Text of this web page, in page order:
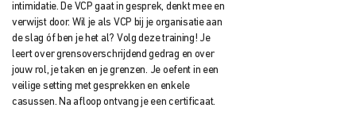
intimidatie. De VCP gaat in gesprek, denkt mee en
verwijst door. Wil je als VCP bij je organisatie aan
de slag óf ben je het al? Volg deze training! Je
leert over grensoverschrijdend gedrag en over
jouw rol, je taken en je grenzen. Je oefent in een
veilige setting met gesprekken en enkele
casussen. Na afloop ontvang je een certificaat.